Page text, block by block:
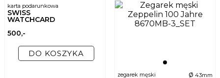
karta podarunkowa
SWISS
WATCHCARD
500,-
DO KOSZYKA
zegarek męski ø 43mm